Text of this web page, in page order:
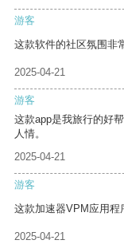
游客
这款软件的社区氛围非
2025-04-21
游客
这款app是我旅行的好
人情。
2025-04-21
游客
这款加速器VPM应用程
2025-04-21